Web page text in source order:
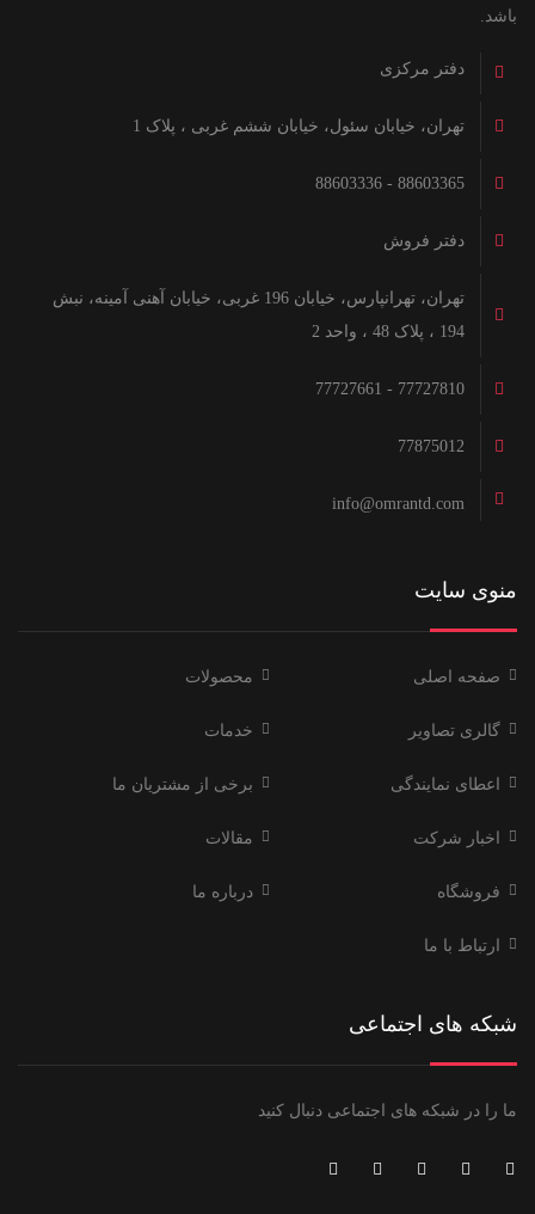
باشد.
دفتر مرکزی
تهران، خیابان سئول، خیابان ششم غربی ، پلاک 1
88603365 - 88603336
دفتر فروش
تهران، تهرانپارس، خیابان 196 غربی، خیابان آهنی آمینه، نبش
194 ، پلاک 48 ، واحد 2
77727810 - 77727661
77875012
info@omrantd.com
منوی سایت
صفحه اصلی محصولات
گالری تصاویر خدمات
اعطای نمایندگی برخی از مشتریان ما
اخبار شرکت مقالات
فروشگاه درباره ما
ارتباط با ما
شبکه های اجتماعی
ما را در شبکه های اجتماعی دنبال کنید